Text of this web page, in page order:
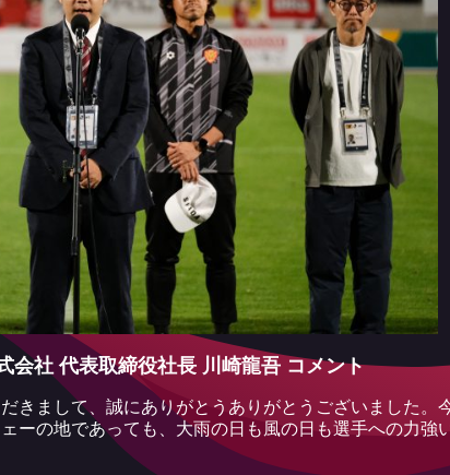
会社 代表取締役社長 川崎龍吾 コメント
きまして、誠にありがとうありがとうございました。
ーの地であっても、大雨の日も風の日も選手への力強